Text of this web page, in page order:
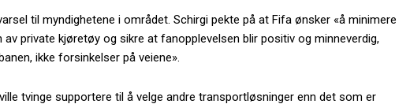
til myndighetene i området. Schirgi pekte på at Fifa ønsker «å minimere
av private kjøretøy og sikre at fanopplevelsen blir positiv og minneverdig,
ikke forsinkelser på veiene».
tvinge supportere til å velge andre transportløsninger enn det som er